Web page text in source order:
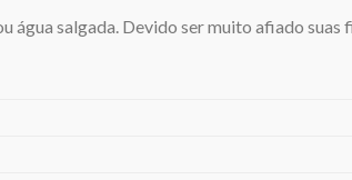
salgada. Devido ser muito afiado suas